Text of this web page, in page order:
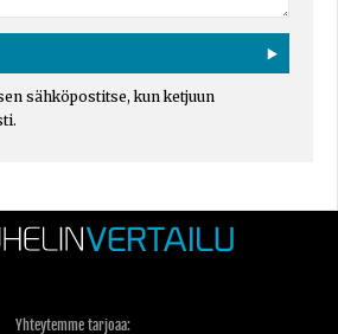
sähköpostitse, kun ketjuun
Yhteytemme tarjoaa: